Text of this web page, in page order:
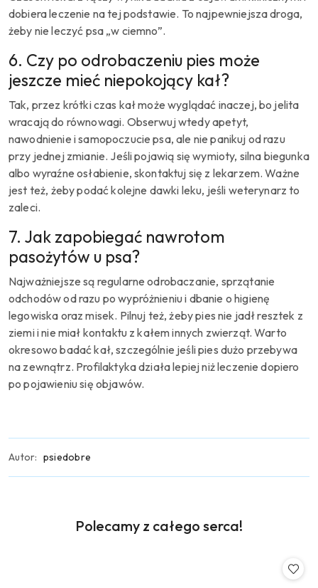
dobiera leczenie na tej podstawie. To najpewniejsza droga,
żeby nie leczyć psa „w ciemno”.
6. Czy po odrobaczeniu pies może
jeszcze mieć niepokojący kał?
Tak, przez krótki czas kał może wyglądać inaczej, bo jelita
wracają do równowagi. Obserwuj wtedy apetyt,
nawodnienie i samopoczucie psa, ale nie panikuj od razu
przy jednej zmianie. Jeśli pojawią się wymioty, silna biegunka
albo wyraźne osłabienie, skontaktuj się z lekarzem. Ważne
jest też, żeby podać kolejne dawki leku, jeśli weterynarz to
zaleci.
7. Jak zapobiegać nawrotom
pasożytów u psa?
Najważniejsze są regularne odrobaczanie, sprzątanie
odchodów od razu po wypróżnieniu i dbanie o higienę
legowiska oraz misek. Pilnuj też, żeby pies nie jadł resztek z
ziemi i nie miał kontaktu z kałem innych zwierząt. Warto
okresowo badać kał, szczególnie jeśli pies dużo przebywa
na zewnątrz. Profilaktyka działa lepiej niż leczenie dopiero
po pojawieniu się objawów.
Autor: psiedobre
Pomiń karuzelę produktów
Produkty
Polecamy z całego serca!